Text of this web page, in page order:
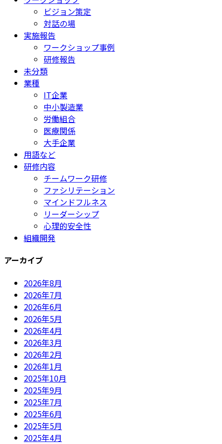
ビジョン策定
対話の場
実施報告
ワークショップ事例
研修報告
未分類
業種
IT企業
中小製造業
労働組合
医療関係
大手企業
用語など
研修内容
チームワーク研修
ファシリテーション
マインドフルネス
リーダーシップ
心理的安全性
組織開発
アーカイブ
2026年8月
2026年7月
2026年6月
2026年5月
2026年4月
2026年3月
2026年2月
2026年1月
2025年10月
2025年9月
2025年7月
2025年6月
2025年5月
2025年4月